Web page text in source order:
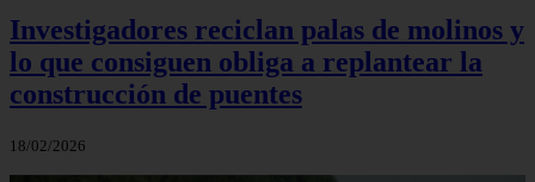
Investigadores reciclan palas de molinos y
lo que consiguen obliga a replantear la
construcción de puentes
18/02/2026